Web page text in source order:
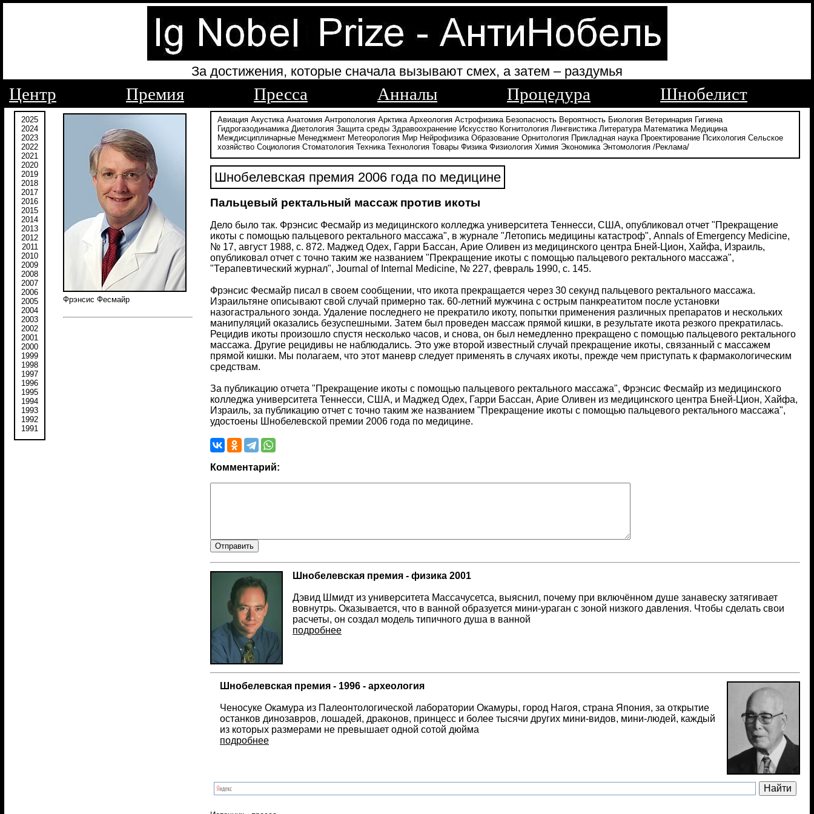
За достижения, которые сначала вызывают смех, а затем – раздумья
Центр Премия Пресса Анналы Процедура Шнобелист
2025
2024
2023
2022
2021
2020
2019
2018
2017
2016
2015
2014
2013
2012
2011
2010
2009
2008
2007
2006
2005
2004
2003
2002
2001
2000
1999
1998
1997
1996
1995
1994
1993
1992
1991
Фрэнсис Фесмайр
Авиация Акустика Анатомия Антропология Арктика Археология Астрофизика Безопасность Вероятность Биология Ветеринария Гигиена
Гидрогазодинамика Диетология Защита среды Здравоохранение Искусство Когнитология Лингвистика Литература Математика Медицина
Междисциплинарные Менеджмент Метеорология Мир Нейрофизика Образование Орнитология Прикладная наука Проектирование Психология Сельское
хозяйство Социология Стоматология Техника Технология Товары Физика Физиология Химия Экономика Энтомология /Реклама/
Шнобелевская премия 2006 года по медицине
Пальцевый ректальный массаж против икоты
Дело было так. Фрэнсис Фесмайр из медицинского колледжа университета Теннесси, США, опубликовал отчет "Прекращение
икоты с помощью пальцевого ректального массажа", в журнале "Летопись медицины катастроф", Annals of Emergency Medicine,
№ 17, август 1988, с. 872. Маджед Одех, Гарри Бассан, Арие Оливен из медицинского центра Бней-Цион, Хайфа, Израиль,
опубликовал отчет с точно таким же названием "Прекращение икоты с помощью пальцевого ректального массажа",
"Терапевтический журнал", Journal of Internal Medicine, № 227, февраль 1990, с. 145.
Фрэнсис Фесмайр писал в своем сообщении, что икота прекращается через 30 секунд пальцевого ректального массажа.
Израильтяне описывают свой случай примерно так. 60-летний мужчина с острым панкреатитом после установки
назогастрального зонда. Удаление последнего не прекратило икоту, попытки применения различных препаратов и нескольких
манипуляций оказались безуспешными. Затем был проведен массаж прямой кишки, в результате икота резкого прекратилась.
Рецидив икоты произошло спустя несколько часов, и снова, он был немедленно прекращено с помощью пальцевого ректального
массажа. Другие рецидивы не наблюдались. Это уже второй известный случай прекращение икоты, связанный с массажем
прямой кишки. Мы полагаем, что этот маневр следует применять в случаях икоты, прежде чем приступать к фармакологическим
средствам.
За публикацию отчета "Прекращение икоты с помощью пальцевого ректального массажа", Фрэнсис Фесмайр из медицинского
колледжа университета Теннесси, США, и Маджед Одех, Гарри Бассан, Арие Оливен из медицинского центра Бней-Цион, Хайфа,
Израиль, за публикацию отчет с точно таким же названием "Прекращение икоты с помощью пальцевого ректального массажа",
удостоены Шнобелевской премии 2006 года по медицине.
Комментарий:
Шнобелевская премия - физика 2001
Дэвид Шмидт из университета Массачусетса, выяснил, почему при включённом душе занавеску затягивает
вовнутрь. Оказывается, что в ванной образуется мини-ураган с зоной низкого давления. Чтобы сделать свои
расчеты, он создал модель типичного душа в ванной
подробнее
Шнобелевская премия - 1996 - археология
Ченосуке Окамура из Палеонтологической лаборатории Окамуры, город Нагоя, страна Япония, за открытие
останков динозавров, лошадей, драконов, принцесс и более тысячи других мини-видов, мини-людей, каждый
из которых размерами не превышает одной сотой дюйма
подробнее